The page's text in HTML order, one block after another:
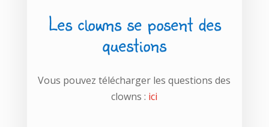
Les clowns se posent des
questions
Vous pouvez télécharger les questions des
clowns : ici